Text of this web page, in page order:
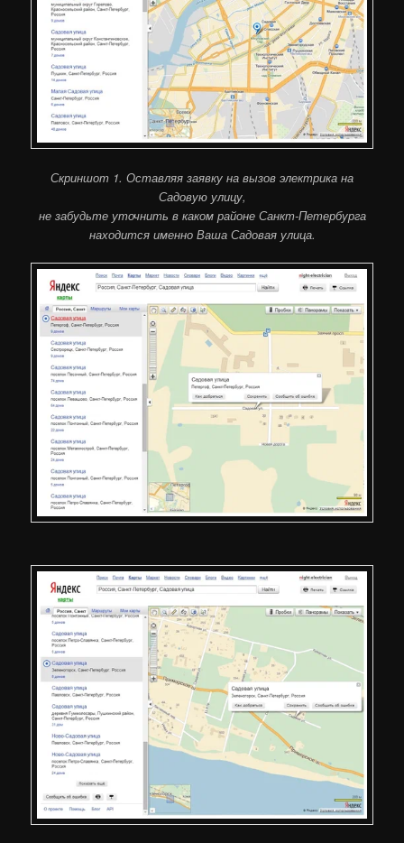
Скриншот 1. Оставляя заявку на вызов электрика на
Садовую улицу,
не забудьте уточнить в каком районе Санкт-Петербурга
находится именно Ваша Садовая улица.